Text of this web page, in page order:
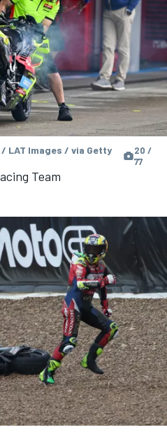
LAT Images / via Getty
20 /
77
Team